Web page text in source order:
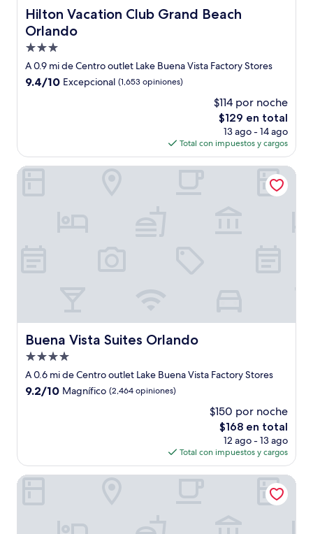
Hilton Vacation Club Grand Beach
Orlando
Hilton Vacation Club Grand Beach Orlando
Propiedad
de
3.0
A 0.9 mi de Centro outlet Lake Buena Vista Factory Stores
9.4
9.4/10 Excepcional (1,653 opiniones)
$114 por noche
El
precio
actual
es
de
$129 en total
13 ago - 14 ago
Total con impuestos y cargos
Buena Vista Suites Orlando
Buena Vista Suites Orlando
Propiedad
de
4.0
A 0.6 mi de Centro outlet Lake Buena Vista Factory Stores
9.2
9.2/10 Magnífico (2,464 opiniones)
$150 por noche
El
precio
actual
es
de
$168 en total
12 ago - 13 ago
Total con impuestos y cargos
Buena Vista Suites Orlando
Caribe Royale Orlando, WorldHotels Elite